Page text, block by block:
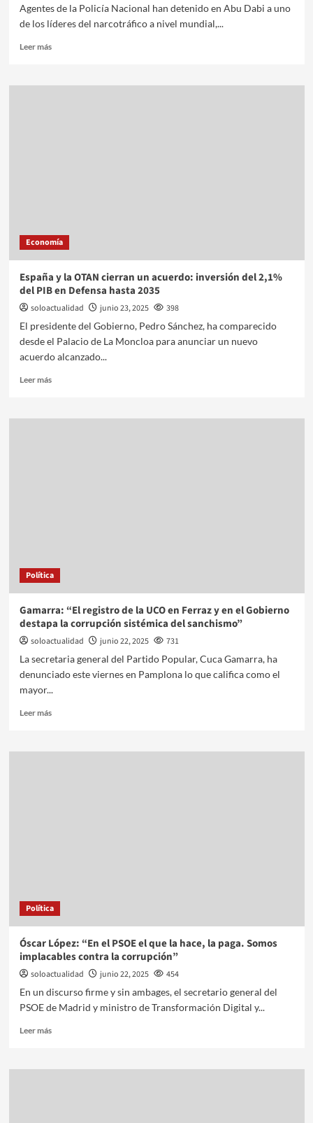
Agentes de la Policía Nacional han detenido en Abu Dabi a uno
de los líderes del narcotráfico a nivel mundial,...
Leer más
Economía
España y la OTAN cierran un acuerdo: inversión del 2,1%
del PIB en Defensa hasta 2035
soloactualidad junio 23, 2025
398
El presidente del Gobierno, Pedro Sánchez, ha comparecido
desde el Palacio de La Moncloa para anunciar un nuevo
acuerdo alcanzado...
Leer más
Política
Gamarra: “El registro de la UCO en Ferraz y en el Gobierno
destapa la corrupción sistémica del sanchismo”
soloactualidad junio 22, 2025
731
La secretaria general del Partido Popular, Cuca Gamarra, ha
denunciado este viernes en Pamplona lo que califica como el
mayor...
Leer más
Política
Óscar López: “En el PSOE el que la hace, la paga. Somos
implacables contra la corrupción”
soloactualidad junio 22, 2025
454
En un discurso firme y sin ambages, el secretario general del
PSOE de Madrid y ministro de Transformación Digital y...
Leer más